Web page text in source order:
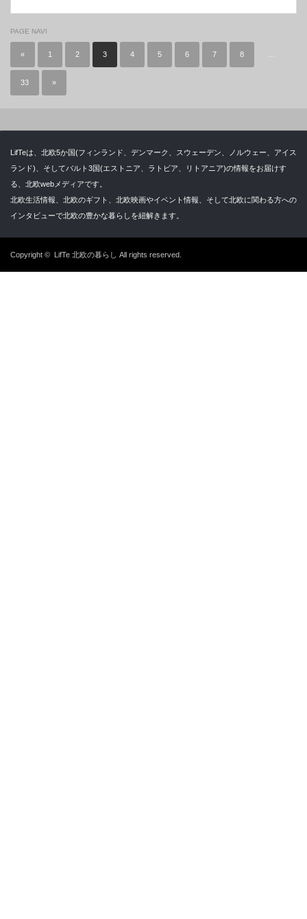
PAGE NAVI
« 1 2 3 4 5 6 7 8
33 »
LifTeは、北欧5か国(フィンランド、デンマーク、スウェーデン、ノルウェー、アイス
ランド)、そしてバルト3国(エストニア、ラトビア、リトアニア)の情報をお届けす
る、北欧webメディアです。
北欧生活情報、北欧のギフト、北欧映画やイベント情報、そして北欧に関わる方への
インタビューで北欧の豊かな暮らしを紐解きます。
Copyright © LifTe 北欧の暮らし All rights reserved.